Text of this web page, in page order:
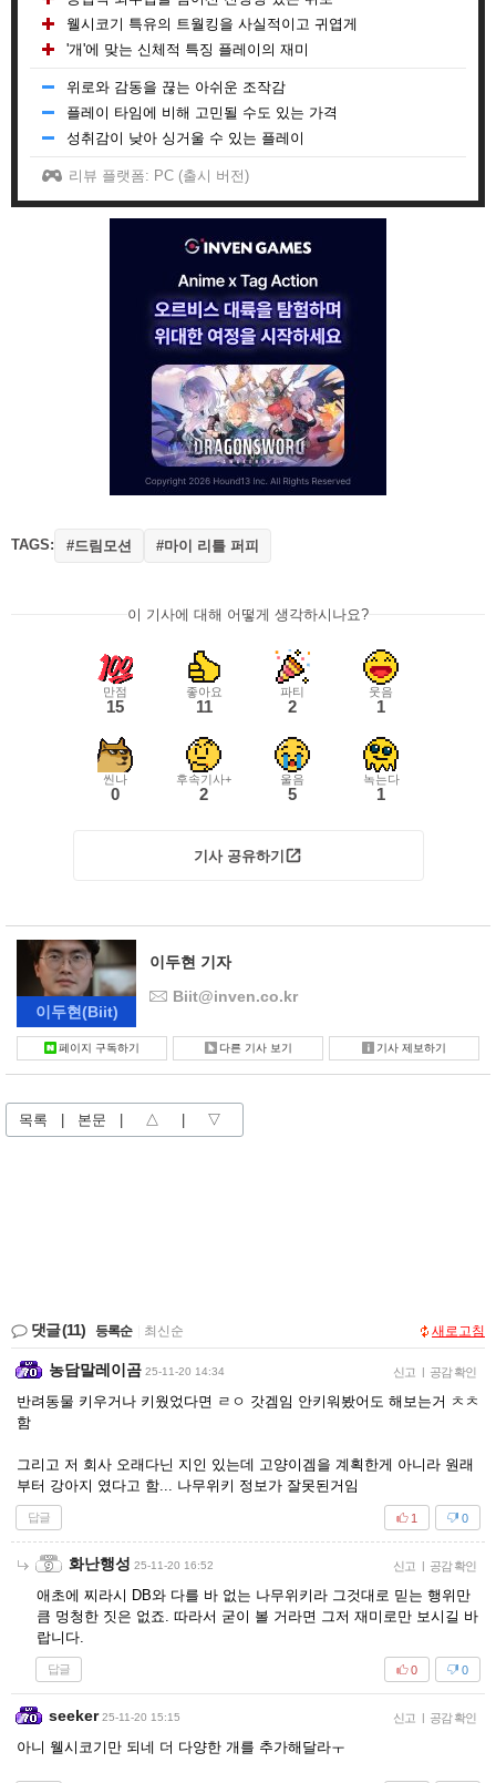
웰시코기 특유의 트월킹을 사실적이고 귀엽게
'개'에 맞는 신체적 특징 플레이의 재미
위로와 감동을 끊는 아쉬운 조작감
플레이 타임에 비해 고민될 수도 있는 가격
성취감이 낮아 싱거울 수 있는 플레이
리뷰 플랫폼: PC (출시 버전)
TAGS: #드림모션 #마이 리틀 퍼피
이 기사에 대해 어떻게 생각하시나요?
만점
15
좋아요
11
파티
2
웃음
1
씬나
0
후속기사+
2
울음
5
녹는다
1
기사 공유하기
이두현(Biit)
이두현 기자
Biit@inven.co.kr
페이지 구독하기 다른 기사 보기 기사 제보하기
목록 본문 △ ▽
댓글(11) 등록순 최신순 새로고침
농담말레이곰 25-11-20 14:34 신고 | 공감 확인
반려동물 키우거나 키웠었다면 ㄹㅇ 갓겜임 안키워봤어도 해보는거 ㅊㅊ
함
그리고 저 회사 오래다닌 지인 있는데 고양이겜을 계획한게 아니라 원래
부터 강아지 였다고 함... 나무위키 정보가 잘못된거임
답글 0
1
화난행성 25-11-20 16:52 신고 | 공감 확인
애초에 찌라시 DB와 다를 바 없는 나무위키라 그것대로 믿는 행위만
큼 멍청한 짓은 없죠. 따라서 굳이 볼 거라면 그저 재미로만 보시길 바
랍니다.
답글 0
0
seeker 25-11-20 15:15 신고 | 공감 확인
아니 웰시코기만 되네 더 다양한 개를 추가해달라ㅜ